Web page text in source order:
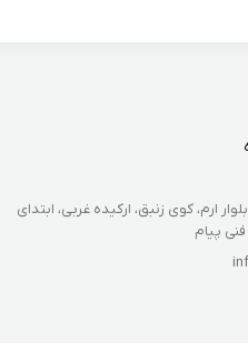
ارم، کوی زنبق، ارکیده غربی، ابتدای